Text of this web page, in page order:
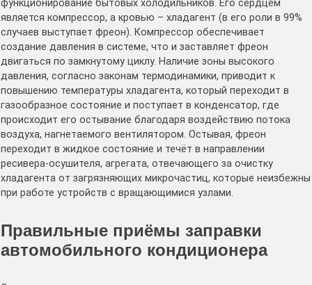
функционирование бытовых холодильников. Его сердцем
является компрессор, а кровью – хладагент (в его роли в 99%
случаев выступает фреон). Компрессор обеспечивает
создание давления в системе, что и заставляет фреон
двигаться по замкнутому циклу. Наличие зоны высокого
давления, согласно законам термодинамики, приводит к
повышению температуры хладагента, который переходит в
газообразное состояние и поступает в конденсатор, где
происходит его остывание благодаря воздействию потока
воздуха, нагнетаемого вентилятором. Остывая, фреон
переходит в жидкое состояние и течёт в направлении
ресивера-осушителя, агрегата, отвечающего за очистку
хладагента от загрязняющих микрочастиц, которые неизбежны
при работе устройств с вращающимися узлами.
Правильные приёмы заправки
автомобильного кондиционера